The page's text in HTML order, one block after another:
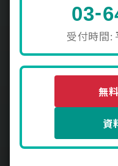
03-
受付時間:
無
資